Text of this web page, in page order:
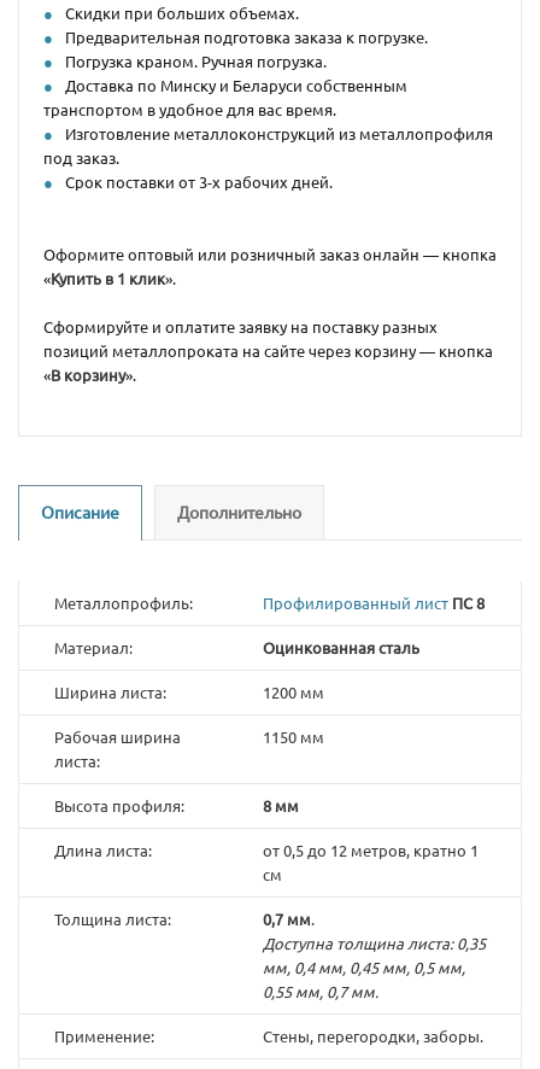
Скидки при больших объемах.
Предварительная подготовка заказа к погрузке.
Погрузка краном. Ручная погрузка.
Доставка по Минску и Беларуси собственным
транспортом в удобное для вас время.
Изготовление металлоконструкций из металлопрофиля
под заказ.
Срок поставки от 3-х рабочих дней.
Оформите оптовый или розничный заказ онлайн — кнопка
«Купить в 1 клик».
Сформируйте и оплатите заявку на поставку разных
позиций металлопроката на сайте через корзину — кнопка
«В корзину».
Описание Дополнительно
Металлопрофиль: Профилированный лист ПС 8
Материал: Оцинкованная сталь
Ширина листа: 1200 мм
Рабочая ширина
листа:
1150 мм
Высота профиля: 8 мм
Длина листа:
от 0,5 до 12 метров, кратно 1
см
Толщина листа: 0,7 мм.
Доступна толщина листа: 0,35
мм, 0,4 мм, 0,45 мм, 0,5 мм,
0,55 мм, 0,7 мм.
Применение: Стены, перегородки, заборы.